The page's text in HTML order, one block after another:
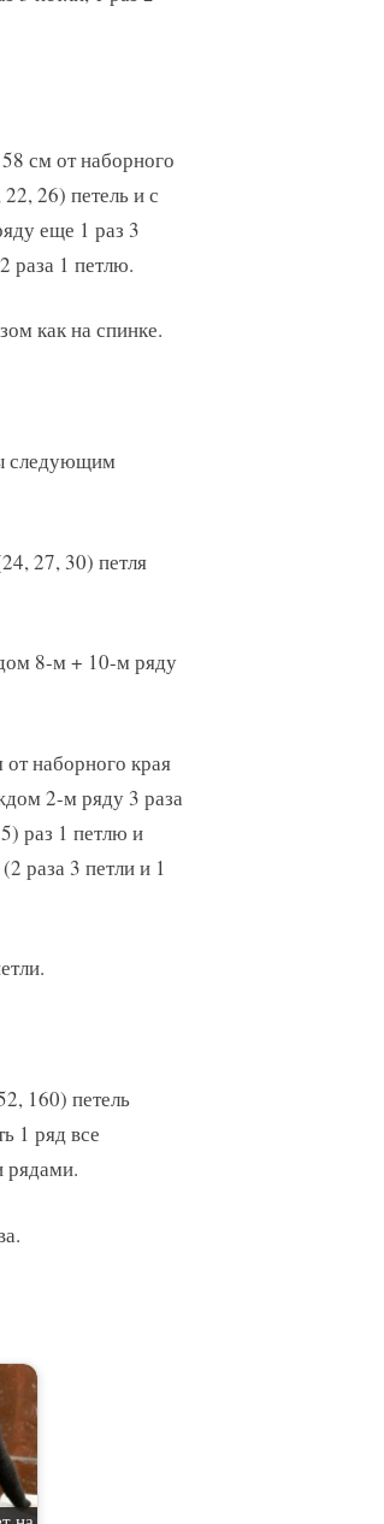
см от наборного
26) петель и с
еще 1 раз 3
раза 1 петлю.
как на спинке.
следующим
27, 30) петля
8-м + 10-м ряду
наборного края
2-м ряду 3 раза
раз 1 петлю и
раза 3 петли и 1
160) петель
1 ряд все
рядами.